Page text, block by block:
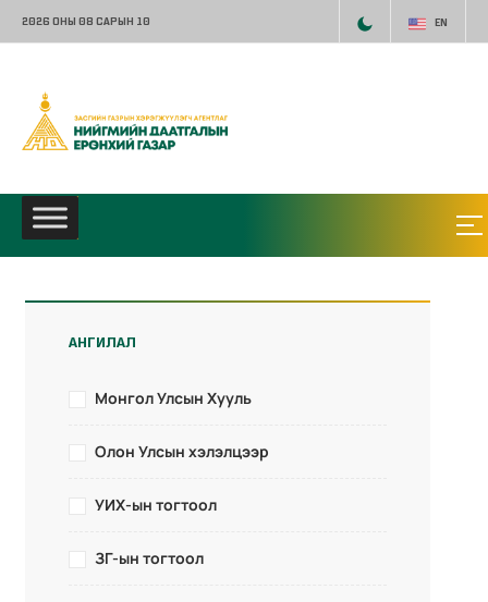
2026 ОНЫ 08 САРЫН 10 EN
АНГИЛАЛ
Монгол Улсын Хууль
Олон Улсын хэлэлцээр
УИХ-ын тогтоол
ЗГ-ын тогтоол